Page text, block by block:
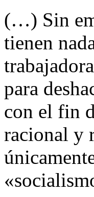
(…) Sin
tienen
para
con el fin
racional y